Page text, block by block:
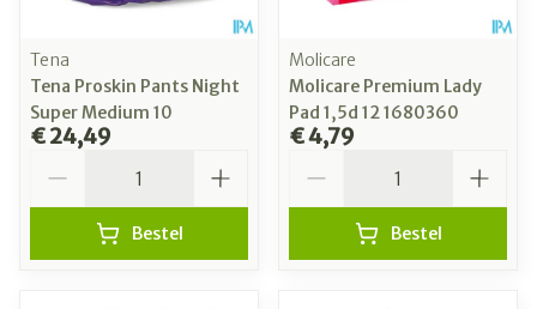
Tena
Tena Proskin Pants Night
Super Medium 10
€ 24,49
Bestel
Molicare
Molicare Premium Lady
Pad 1,5d 12 1680360
€ 4,79
Bestel